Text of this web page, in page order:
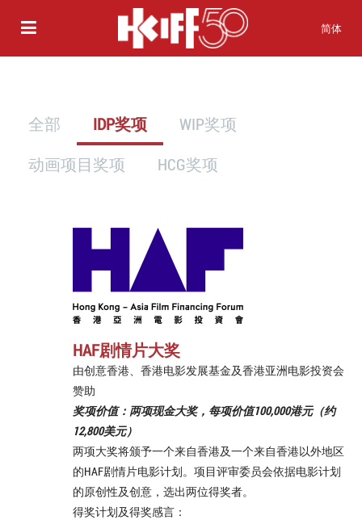
简体
全部 IDP奖项
WIP奖项
动画项目奖项
HCG奖项
HAF剧情片大奖
由创意香港、香港电影发展基金及香港亚洲电影投资会
赞助
奖项价值：两项现金大奖，每项价值100,000港元（约
12,800美元）
两项大奖将颁予一个来自香港及一个来自香港以外地区
的HAF剧情片电影计划。项目评审委员会依据电影计划
的原创性及创意，选出两位得奖者。
得奖计划及得奖感言：